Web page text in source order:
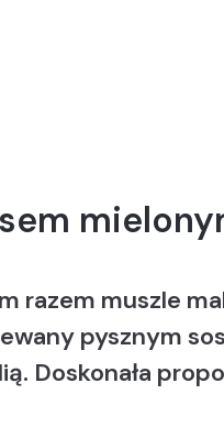
razem muszle
pysznym
Doskonała